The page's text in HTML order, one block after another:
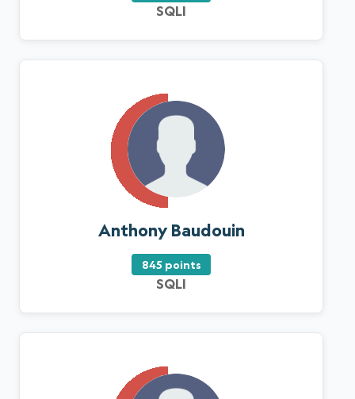
SQLI
Anthony Baudouin
845 points
SQLI